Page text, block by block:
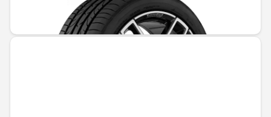
1379,50 € / 2698,06 лв.